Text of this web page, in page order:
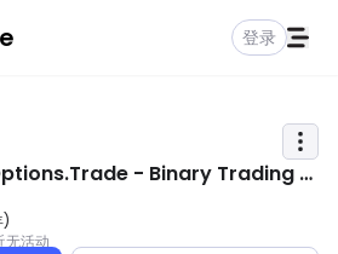
登录
- Binary Trading G
)
无活动